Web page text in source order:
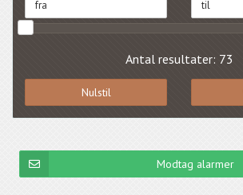
Antal resultater: 73
Nulstil
Modtag alarmer